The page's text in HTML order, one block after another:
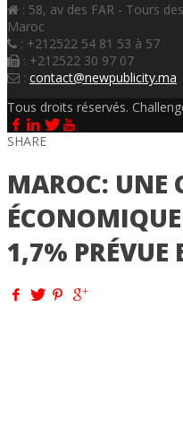
: 58, av des FAR - Tours
Maroc
: +212522 54 81 53 à 57
: +212522 30 97 07
: contact@newpublicity.ma
Tous droits réservés.
SHARE
MAROC: UNE
1,7% PRÉVUE